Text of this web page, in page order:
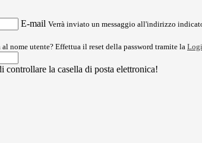
E-mail Verrà inviato un messaggio all'indirizzo
nome utente? Effettua il reset della password tramite la
controllare la casella di posta elettronica!